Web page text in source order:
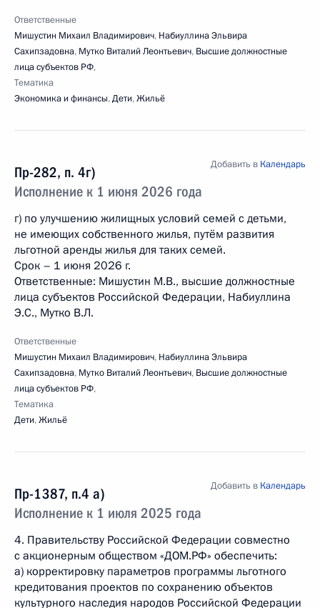
Ответственные
Мишустин Михаил Владимирович, Набиуллина Эльвира
Сахипзадовна, Мутко Виталий Леонтьевич, Высшие должностные
лица субъектов РФ,
Тематика
Экономика и финансы,Дети,Жильё
Пр-282, п. 4г)
Исполнение к 1 июня 2026 года
Добавить в Календарь
г) по улучшению жилищных условий семей с детьми,
не имеющих собственного жилья, путём развития
льготной аренды жилья для таких семей.
Срок – 1 июня 2026 г.
Ответственные: Мишустин М.В., высшие должностные
лица субъектов Российской Федерации, Набиуллина
Э.С., Мутко В.Л.
Ответственные
Мишустин Михаил Владимирович, Набиуллина Эльвира
Сахипзадовна, Мутко Виталий Леонтьевич, Высшие должностные
лица субъектов РФ,
Тематика
Дети,Жильё
Пр-1387, п.4 а)
Исполнение к 1 июля 2025 года
Добавить в Календарь
4. Правительству Российской Федерации совместно
с акционерным обществом «ДОМ.РФ» обеспечить:
а) корректировку параметров программы льготного
кредитования проектов по сохранению объектов
культурного наследия народов Российской Федерации